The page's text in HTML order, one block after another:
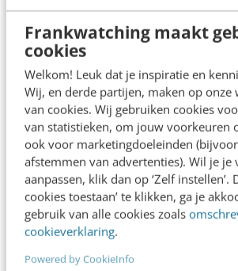
Frankwatching maakt
cookies
Welkom! Leuk dat je inspiratie en
Wij, en derde partijen, maken op onze
van cookies. Wij gebruiken cookies
van statistieken, om jouw voorkeuren
ook voor marketingdoeleinden
afstemmen van advertenties). Wil je je
aanpassen, klik dan op ‘Zelf instellen’.
cookies toestaan’ te klikken, ga je
gebruik van alle cookies zoals
cookieverklaring.
Powered by CookieInfo
probeert te geven. Zoek je in
noise cancelling koptelefoon”
“bluetooth headset met goede
dan krijg je verschillende
LLM ziet dit vaak als vrijwel
slechts één volledig antwoord.
Verschillen in
AI-modellen en zoekmachines
anders gebruikt. Traditionele